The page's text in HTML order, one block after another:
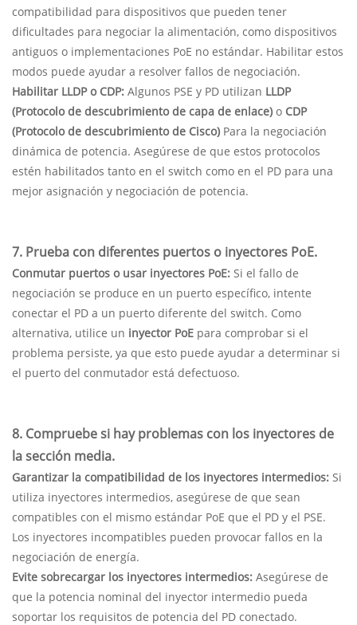
compatibilidad para dispositivos que pueden tener
dificultades para negociar la alimentación, como dispositivos
antiguos o implementaciones PoE no estándar. Habilitar estos
modos puede ayudar a resolver fallos de negociación.
Habilitar LLDP o CDP: Algunos PSE y PD utilizan LLDP
(Protocolo de descubrimiento de capa de enlace) o CDP
(Protocolo de descubrimiento de Cisco) Para la negociación
dinámica de potencia. Asegúrese de que estos protocolos
estén habilitados tanto en el switch como en el PD para una
mejor asignación y negociación de potencia.
7. Prueba con diferentes puertos o inyectores PoE.
Conmutar puertos o usar inyectores PoE: Si el fallo de
negociación se produce en un puerto específico, intente
conectar el PD a un puerto diferente del switch. Como
alternativa, utilice un inyector PoE para comprobar si el
problema persiste, ya que esto puede ayudar a determinar si
el puerto del conmutador está defectuoso.
8. Compruebe si hay problemas con los inyectores de
la sección media.
Garantizar la compatibilidad de los inyectores intermedios: Si
utiliza inyectores intermedios, asegúrese de que sean
compatibles con el mismo estándar PoE que el PD y el PSE.
Los inyectores incompatibles pueden provocar fallos en la
negociación de energía.
Evite sobrecargar los inyectores intermedios: Asegúrese de
que la potencia nominal del inyector intermedio pueda
soportar los requisitos de potencia del PD conectado.